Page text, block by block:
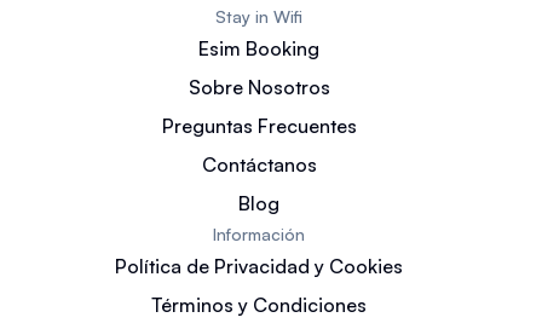
Stay in Wifi
Esim Booking
Sobre Nosotros
Preguntas Frecuentes
Contáctanos
Blog
Información
Política de Privacidad y Cookies
Términos y Condiciones